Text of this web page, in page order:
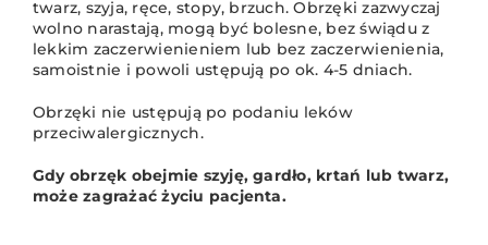
twarz, szyja, ręce, stopy, brzuch. Obrzęki zazwyczaj
wolno narastają, mogą być bolesne, bez świądu z
lekkim zaczerwienieniem lub bez zaczerwienienia,
samoistnie i powoli ustępują po ok. 4-5 dniach.
Obrzęki nie ustępują po podaniu leków
przeciwalergicznych.
Gdy obrzęk obejmie szyję, gardło, krtań lub twarz,
może zagrażać życiu pacjenta.